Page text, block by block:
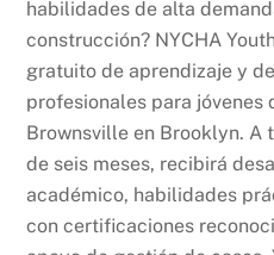
habilidades de alta
construcción? NYCHA
gratuito de aprendizaje y
profesionales para jóvenes
Brownsville en Brooklyn. A
de seis meses, recibirá
académico, habilidades
con certificaciones